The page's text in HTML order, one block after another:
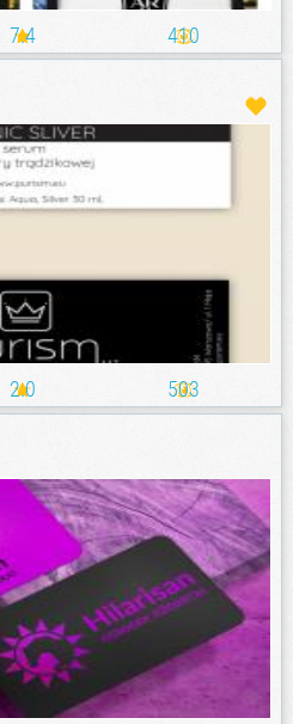
7.4 410
2.0 503